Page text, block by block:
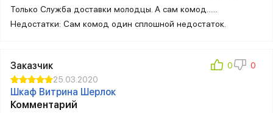
Только Служба доставки молодцы. А сам комод......
Недостатки: Сам комод один сплошной недостаток.
Заказчик
25.03.2020
Шкаф Витрина Шерлок
Комментарий